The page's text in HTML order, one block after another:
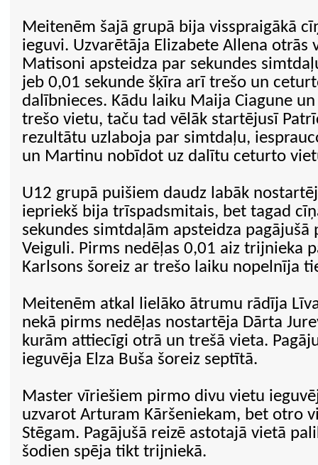
Meitenēm šajā grupā bija visspraigākā
ieguvi. Uzvarētāja Elizabete Allena otrās
Matisoni apsteidza par sekundes
jeb 0,01 sekunde šķīra arī trešo un
dalībnieces. Kādu laiku Maija Ciagune
trešo vietu, taču tad vēlāk startējusī
rezultātu uzlaboja par simtdaļu,
un Martinu nobīdot uz dalītu ceturto
U12 grupā puišiem daudz labāk
iepriekš bija trīspadsmitais, bet tagad
sekundes simtdaļām apsteidza
Veiguli. Pirms nedēļas 0,01 aiz trijnieka
Karlsons šoreiz ar trešo laiku nopelnīja
Meitenēm atkal lielāko ātrumu rādīja
nekā pirms nedēļas nostartēja Dārta
kurām attiecīgi otrā un trešā vieta.
ieguvēja Elza Buša šoreiz septītā.
Master vīriešiem pirmo divu vietu
uzvarot Arturam Kāršeniekam, bet otro
Stēgam. Pagājušā reizē astotajā vietā
šodien spēja tikt trijniekā.